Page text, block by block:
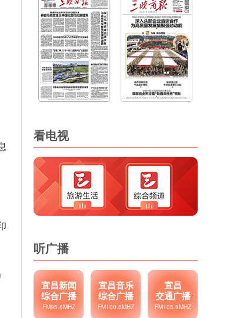
看电视
听广播
宜昌新闻
综合广播
FM95.6MHZ
宜昌音乐
综合广播
FM100.6MHZ
宜昌
交通广播
FM105.9MHZ